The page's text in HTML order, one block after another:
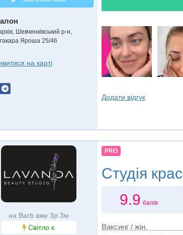
Шевченківський р-н,
Яроша 25/46
на карті
Додати відгук
на Barb вже 3р 3м
Світло є
PRO
Студія
9.9 балів
Ваксинг / жін.